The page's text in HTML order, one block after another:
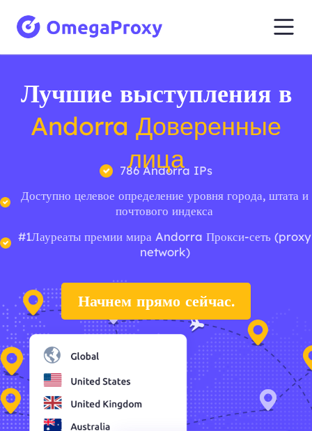
Лучшие выступления в
Andorra Доверенные
лица
786 Andorra IPs
Доступно целевое определение уровня города, штата и
почтового индекса
#1Лауреаты премии мира Andorra Прокси-сеть (proxy
network)
Начнем прямо сейчас.